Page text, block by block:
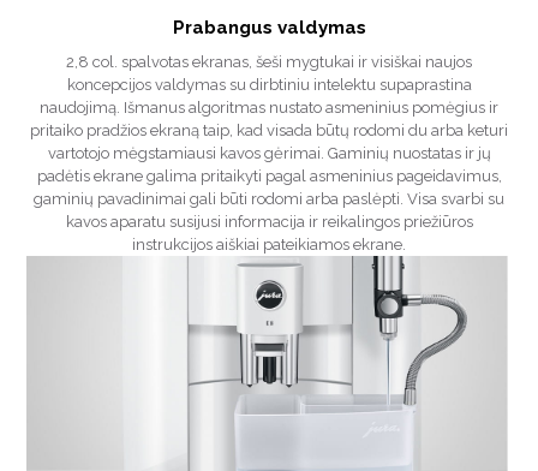
Prabangus valdymas
2,8 col. spalvotas ekranas, šeši mygtukai ir visiškai naujos
koncepcijos valdymas su dirbtiniu intelektu supaprastina
naudojimą. Išmanus algoritmas nustato asmeninius pomėgius ir
pritaiko pradžios ekraną taip, kad visada būtų rodomi du arba keturi
vartotojo mėgstamiausi kavos gėrimai. Gaminių nuostatas ir jų
padėtis ekrane galima pritaikyti pagal asmeninius pageidavimus,
gaminių pavadinimai gali būti rodomi arba paslėpti. Visa svarbi su
kavos aparatu susijusi informacija ir reikalingos priežiūros
instrukcijos aiškiai pateikiamos ekrane.